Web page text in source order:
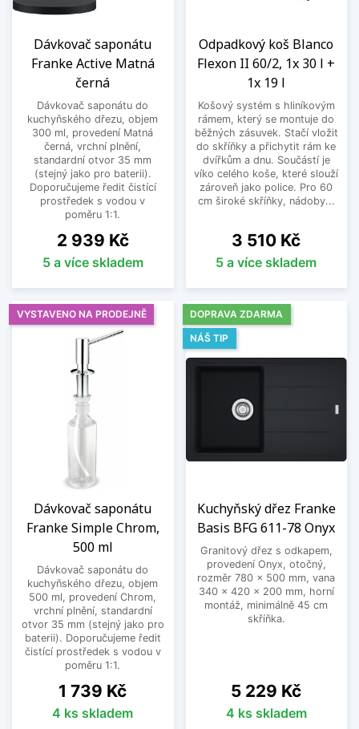
Dávkovač saponátu
Franke Active Matná
černá
Dávkovač saponátu do
kuchyňského dřezu, objem
300 ml, provedení Matná
černá, vrchní plnění,
standardní otvor 35 mm
(stejný jako pro baterii).
Doporučujeme ředit čistící
prostředek s vodou v
poměru 1:1.
Cena
2 939 Kč
5 a více skladem
Odpadkový koš Blanco
Flexon II 60/2, 1x 30 l +
1x 19 l
Košový systém s hliníkovým
rámem, který se montuje do
běžných zásuvek. Stačí vložit
do skříňky a přichytit rám ke
dvířkům a dnu. Součástí je
víko celého koše, které slouží
zároveň jako police. Pro 60
cm široké skříňky, nádoby...
Cena
3 510 Kč
5 a více skladem
Dávkovač saponátu
Franke Simple Chrom,
500 ml
Dávkovač saponátu do
kuchyňského dřezu, objem
500 ml, provedení Chrom,
vrchní plnění, standardní
otvor 35 mm (stejný jako pro
baterii). Doporučujeme ředit
čistící prostředek s vodou v
poměru 1:1.
Cena
1 739 Kč
4 ks skladem
VYSTAVENO NA PRODEJNĚ
Kuchyňský dřez Franke
Basis BFG 611-78 Onyx
Granitový dřez s odkapem,
provedení Onyx, otočný,
rozměr 780 x 500 mm, vana
340 x 420 x 200 mm, horní
montáž, minimálně 45 cm
skříňka.
Cena
5 229 Kč
4 ks skladem
DOPRAVA ZDARMA
NÁŠ TIP